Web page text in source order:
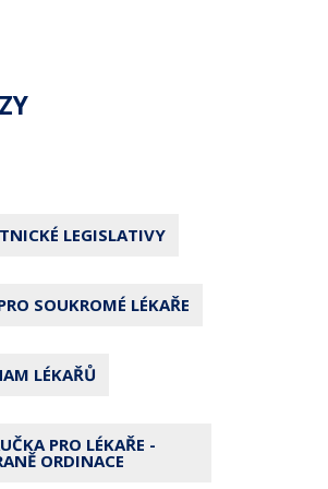
LEGISLATIVY
SOUKROMÉ LÉKAŘE
LÉKAŘŮ
PRO LÉKAŘE -
ORDINACE